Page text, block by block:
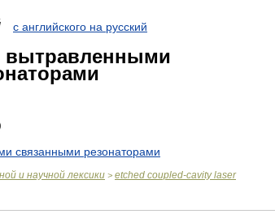
с английского на русский
вытравленными
связанными резонаторами
и научной лексики > etched coupled-cavity laser